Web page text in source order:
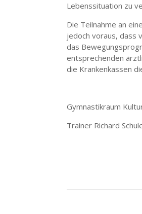
Lebenssituation zu
Die Teilnahme an
jedoch voraus, dass
das
entsprechenden
die Krankenkassen
Gymnastikraum
Trainer Richard